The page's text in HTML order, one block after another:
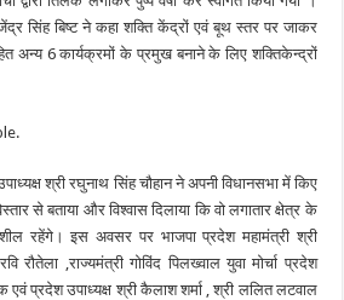
सिंह बिष्ट ने कहा शक्ति केंद्रों एवं बूथ स्तर पर जाकर
अन्य 6 कार्यक्रमों के प्रमुख बनाने के लिए शक्तिकेन्द्रों
श्री रघुनाथ सिंह चौहान ने अपनी विधानसभा में किए
से बताया और विश्वास दिलाया कि वो लगातार क्षेत्र के
रहेंगे। इस अवसर पर भाजपा प्रदेश महामंत्री श्री
रौतेला ,राज्यमंत्री गोविंद पिलख्वाल युवा मोर्चा प्रदेश
एवं प्रदेश उपाध्यक्ष श्री कैलाश शर्मा , श्री ललित लटवाल